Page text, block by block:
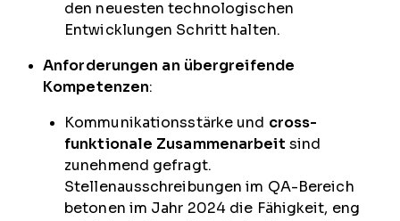
den neuesten technologischen
Entwicklungen Schritt halten.
Anforderungen an übergreifende
Kompetenzen:
Kommunikationsstärke und cross-
funktionale Zusammenarbeit sind
zunehmend gefragt.
Stellenausschreibungen im QA-Bereich
betonen im Jahr 2024 die Fähigkeit, eng